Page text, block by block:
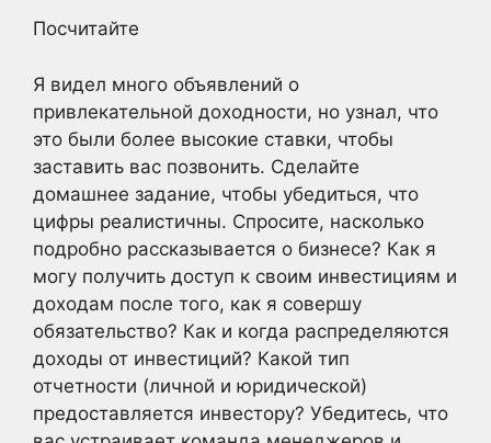
Посчитайте
Я видел много объявлений о
привлекательной доходности, но узнал, что
это были более высокие ставки, чтобы
заставить вас позвонить. Сделайте
домашнее задание, чтобы убедиться, что
цифры реалистичны. Спросите, насколько
подробно рассказывается о бизнесе? Как я
могу получить доступ к своим инвестициям и
доходам после того, как я совершу
обязательство? Как и когда распределяются
доходы от инвестиций? Какой тип
отчетности (личной и юридической)
предоставляется инвестору? Убедитесь, что